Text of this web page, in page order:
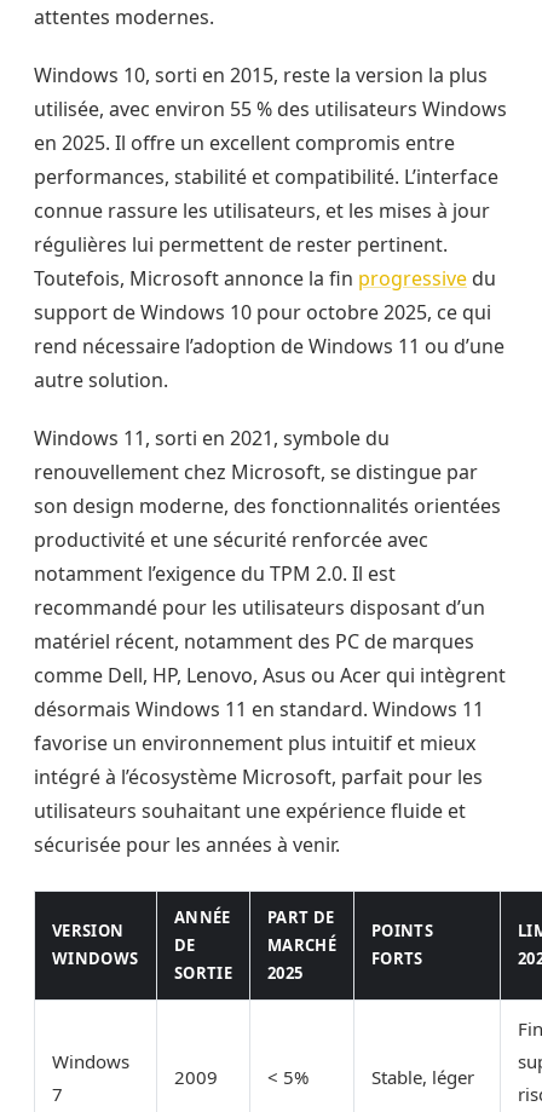
attentes modernes.
Windows 10, sorti en 2015, reste la version la plus
utilisée, avec environ 55 % des utilisateurs Windows
en 2025. Il offre un excellent compromis entre
performances, stabilité et compatibilité. L’interface
connue rassure les utilisateurs, et les mises à jour
régulières lui permettent de rester pertinent.
Toutefois, Microsoft annonce la fin progressive du
support de Windows 10 pour octobre 2025, ce qui
rend nécessaire l’adoption de Windows 11 ou d’une
autre solution.
Windows 11, sorti en 2021, symbole du
renouvellement chez Microsoft, se distingue par
son design moderne, des fonctionnalités orientées
productivité et une sécurité renforcée avec
notamment l’exigence du TPM 2.0. Il est
recommandé pour les utilisateurs disposant d’un
matériel récent, notamment des PC de marques
comme Dell, HP, Lenovo, Asus ou Acer qui intègrent
désormais Windows 11 en standard. Windows 11
favorise un environnement plus intuitif et mieux
intégré à l’écosystème Microsoft, parfait pour les
utilisateurs souhaitant une expérience fluide et
sécurisée pour les années à venir.
VERSION
WINDOWS
ANNÉE
DE
SORTIE
PART DE
MARCHÉ
2025
POINTS
FORTS
Windows
7
2009 < 5% Stable, léger